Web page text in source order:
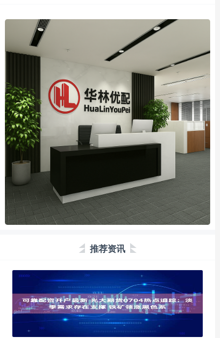
推荐资讯